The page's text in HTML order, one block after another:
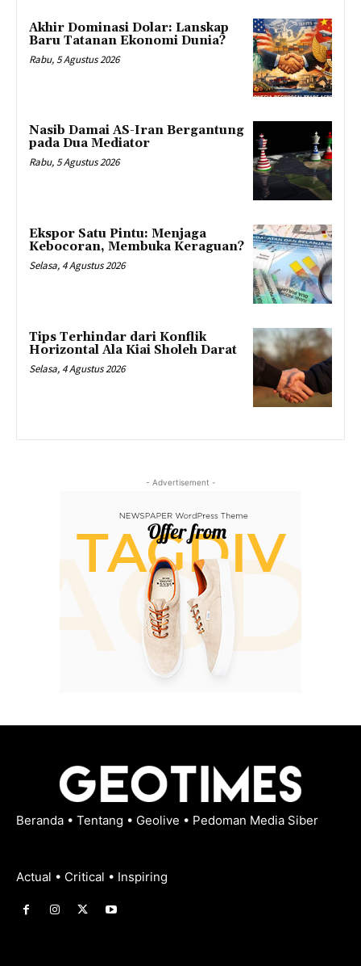
Akhir Dominasi Dolar: Lanskap
Baru Tatanan Ekonomi Dunia?
Rabu, 5 Agustus 2026
Nasib Damai AS-Iran Bergantung
pada Dua Mediator
Rabu, 5 Agustus 2026
Ekspor Satu Pintu: Menjaga
Kebocoran, Membuka Keraguan?
Selasa, 4 Agustus 2026
Tips Terhindar dari Konflik
Horizontal Ala Kiai Sholeh Darat
Selasa, 4 Agustus 2026
- Advertisement -
Beranda • Tentang • Geolive • Pedoman Media Siber
Actual • Critical • Inspiring